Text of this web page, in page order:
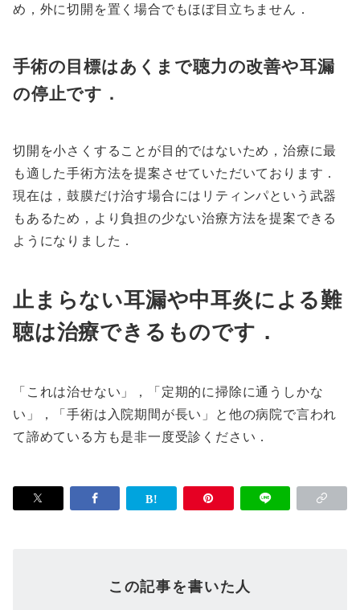
め，外に切開を置く場合でもほぼ目立ちません．
手術の目標はあくまで聴力の改善や耳漏
の停止です．
切開を小さくすることが目的ではないため，治療に最
も適した手術方法を提案させていただいております．
現在は，鼓膜だけ治す場合にはリティンパという武器
もあるため，より負担の少ない治療方法を提案できる
ようになりました．
止まらない耳漏や中耳炎による難
聴は治療できるものです．
「これは治せない」，「定期的に掃除に通うしかな
い」，「手術は入院期間が長い」と他の病院で言われ
て諦めている方も是非一度受診ください．
この記事を書いた人